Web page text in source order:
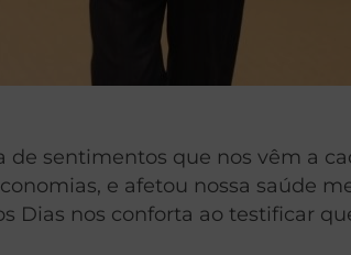
sentimentos que nos vêm a
e afetou nossa saúde
Dias nos conforta ao testificar